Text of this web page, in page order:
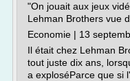
"On jouait aux jeux
Lehman Brothers vue
Economie | 13
Il était chez Lehman
tout juste dix ans,
a exploséParce que si